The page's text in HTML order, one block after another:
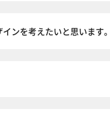
ンを考えたいと思います。